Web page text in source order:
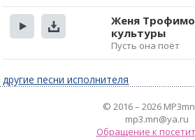
Женя
культуры
Пусть она поёт
другие песни исполнителя
© 2016 – 2026
mp3.mn@ya.ru
Обращение к